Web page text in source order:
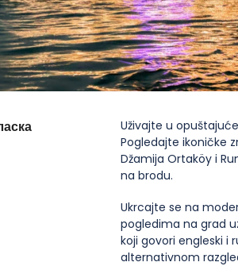
Uživajte u
Pogledajte ikoničke
Džamija Ortaköy i
na brodu.
Ukrcajte se na
pogledima na grad
koji govori engleski i
alternativnom